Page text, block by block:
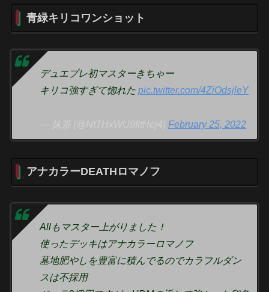
青緑キリコワンショット
デュエプレ初マスターきちゃー
キリコ強すぎて惚れたpic.twitter.com/4ZiOdsjleY
— 抹茶 (@NtTHxWU9fitHej4)February 25, 2022
アナカラーDEATHロマノフ
Allもマスター上がりました！
使ったデッキはアナカラーロマノフ
墓地肥やしを豊富に積んでるのでカラフルダン
スは不採用